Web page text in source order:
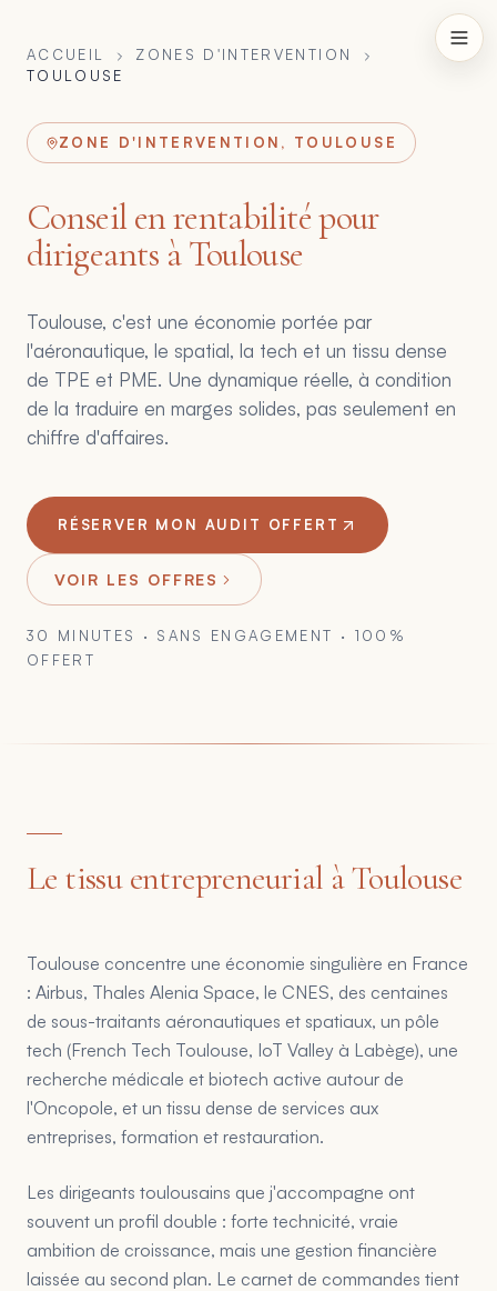
ACCUEIL
ZONES D'INTERVENTION
TOULOUSE
ZONE D'INTERVENTION, TOULOUSE
Conseil en rentabilité pour
dirigeants à Toulouse
Toulouse, c'est une économie portée par
l'aéronautique, le spatial, la tech et un tissu dense
de TPE et PME. Une dynamique réelle, à condition
de la traduire en marges solides, pas seulement en
chiffre d'affaires.
RÉSERVER MON AUDIT OFFERT
VOIR LES OFFRES
30 MINUTES · SANS ENGAGEMENT · 100%
OFFERT
Le tissu entrepreneurial à Toulouse
Toulouse concentre une économie singulière en France
: Airbus, Thales Alenia Space, le CNES, des centaines
de sous-traitants aéronautiques et spatiaux, un pôle
tech (French Tech Toulouse, IoT Valley à Labège), une
recherche médicale et biotech active autour de
l'Oncopole, et un tissu dense de services aux
entreprises, formation et restauration.
Les dirigeants toulousains que j'accompagne ont
souvent un profil double : forte technicité, vraie
ambition de croissance, mais une gestion financière
laissée au second plan. Le carnet de commandes tient